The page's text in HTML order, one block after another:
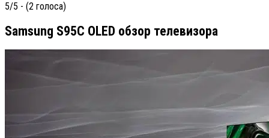
5/5 - (2 голоса)
Samsung S95C OLED обзор телевизора